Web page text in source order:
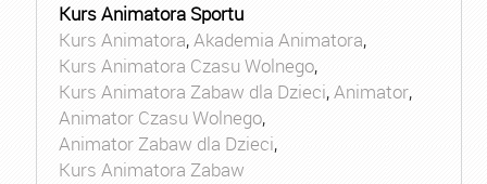
Kurs Animatora Sportu
Kurs Animatora,Akademia Animatora,
Kurs Animatora Czasu Wolnego,
Kurs Animatora Zabaw dla Dzieci,Animator,
Animator Czasu Wolnego,
Animator Zabaw dla Dzieci,
Kurs Animatora Zabaw